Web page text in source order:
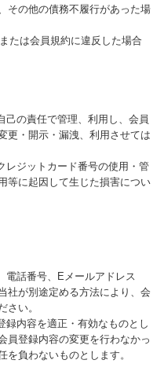
その他の債務不履行があった場
たは会員規約に違反した場合
己の責任で管理、利用し、会員
更・開示・漏洩、利用させては
レジットカード番号の使用・管
等に起因して生じた損害につい
電話番号、Eメールアドレス
社が別途定める方法により、会
さい。
録内容を適正・有効なものとし
員登録内容の変更を行わなかっ
を負わないものとします。